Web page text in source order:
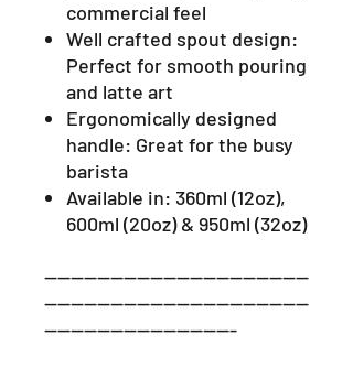
commercial feel
Well crafted spout design:
Perfect for smooth pouring
and latte art
Ergonomically designed
handle: Great for the busy
barista
Available in: 360ml (12oz),
600ml (20oz) & 950ml (32oz)
----------------------------------------
----------------------------------------
-----------------------------